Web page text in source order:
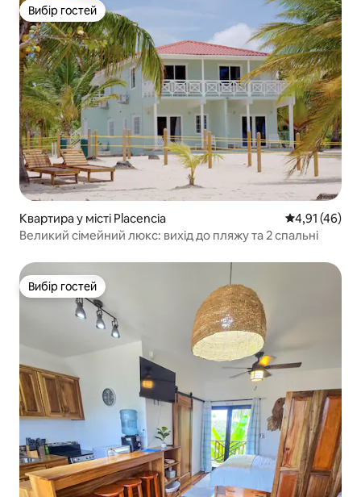
Вибір гостей
Вибір гостей
Квартира у місті Placencia Середня
4,91 (46)
Великий сімейний люкс: вихід до пляжу та 2 спальні
Вибір гостей
Вибір гостей